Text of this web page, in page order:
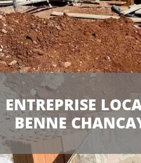
ENTREPRISE
BENNE